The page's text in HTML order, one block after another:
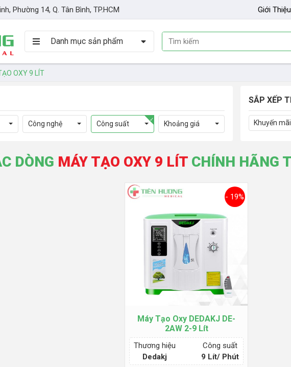
Phường 14, Q. Tân Bình, TP.HCM Giới Thiệu
Danh mục sản phẩm
OXY 9 LÍT
Công nghệ Công suất Khoảng giá
SẮP XẾP
Khuyến
DÒNG MÁY TẠO OXY 9 LÍTCHÍNH HÃNG
- 19%
Máy Tạo Oxy DEDAKJ DE-
2AW 2-9 Lít
Thương hiệu
Dedakj
Công suất
9 Lít/ Phút